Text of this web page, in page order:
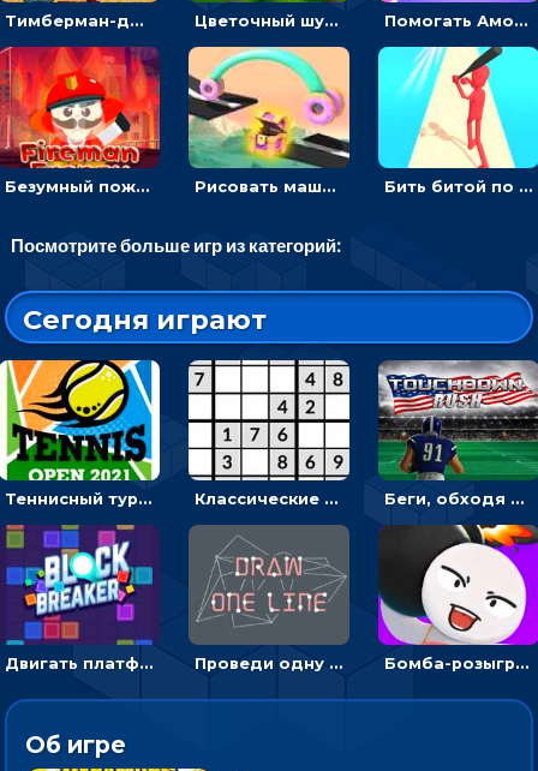
Тимберман-дровосек: меняй сторону и руби дерево Цветочный шутер: стрелять пчелками по цветам Помогать Амонг Ас бежать из комнаты через преграды - приключения
Безумный пожарный: направлять шланг, чтобы тушить горящие бревна Рисовать машину и выигрывать гонку - для мальчиков Бить битой по шарику, чтобы сбивать кубики с буквами на пути к финишу - 3D
Посмотрите больше игр из категорий:
Сегодня играют
Теннисный турнир: подавать или отбивать шарик ракеткой Классические судоку: реши 30 уровней головоломки Беги, обходя соперников и собирай бонусы - американский футбол
Двигать платформу и отбивать мячики или ловить бонусы Проведи одну линию и повтори фигуру - головоломка Бомба-розыгрыш: передавай и беги – 3D гиперказуалка
Об игре